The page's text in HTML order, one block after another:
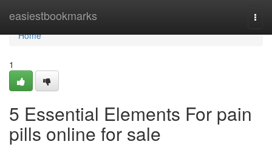
easiestbookmarks
Home
Home
1
5 Essential Elements For pain
pills online for sale